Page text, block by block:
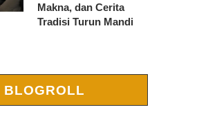
Makna, dan Cerita
Tradisi Turun Mandi
BLOGROLL